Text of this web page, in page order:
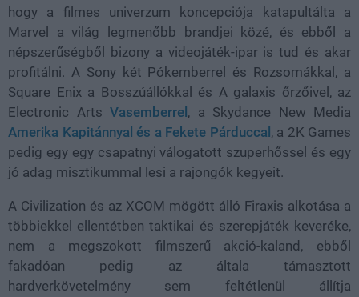
hogy a filmes univerzum koncepciója katapultálta a
Marvel a világ legmenőbb brandjei közé, és ebből a
népszerűségből bizony a videojáték-ipar is tud és akar
profitálni. A Sony két Pókemberrel és Rozsomákkal, a
Square Enix a Bosszúállókkal és A galaxis őrzőivel, az
Electronic Arts Vasemberrel , a Skydance New Media
Amerika Kapitánnyal és a Fekete Párduccal , a 2K Games
pedig egy egy csapatnyi válogatott szuperhőssel és egy
jó adag misztikummal lesi a rajongók kegyeit.
A Civilization és az XCOM mögött álló Firaxis alkotása a
többiekkel ellentétben taktikai és szerepjáték keveréke,
nem a megszokott filmszerű akció-kaland, ebből
fakadóan pedig az általa támasztott
hardverkövetelmény sem feltétlenül állítja